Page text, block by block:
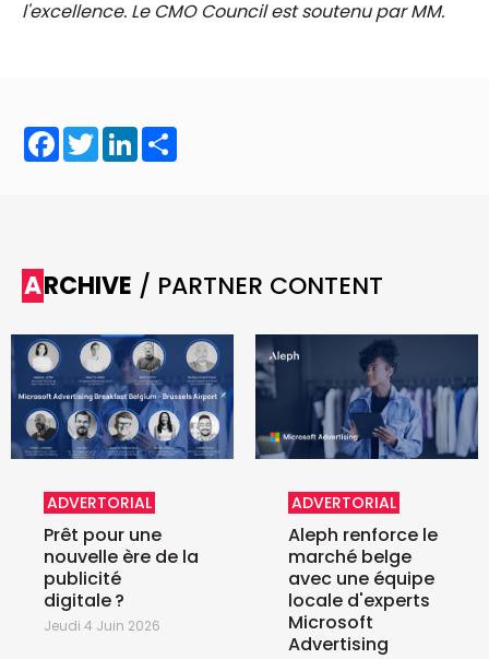
l'excellence. Le CMO Council est soutenu par MM.
Facebook
TwitterLinkedIn
ARCHIVE / PARTNER CONTENT
ADVERTORIAL
Prêt pour une
nouvelle ère de la
publicité
digitale ?
Jeudi 4 Juin 2026
ADVERTORIAL
Aleph renforce le
marché belge
avec une équipe
locale d'experts
Microsoft
Advertising